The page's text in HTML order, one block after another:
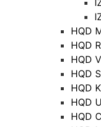
HQD
HQD
HQD
HQD
HQD
HQD
HQD